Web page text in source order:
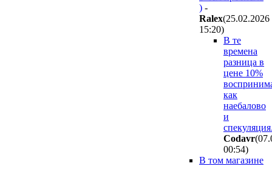
) -
Ralex(25.02.2026
15:20)
В те
времена
разница в
цене 10%
как
наебалово
и
Codavr
00:54)
В том магазине